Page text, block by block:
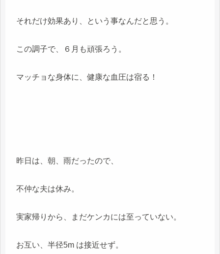
それだけ効果あり、という事なんだと思う。
この調子で、６月も頑張ろう。
マッチョな身体に、健康な血圧は宿る！
昨日は、朝、雨だったので、
不仲な夫は休み。
実家帰りから、まだケンカには至っていない。
お互い、半径5m は接近せず。